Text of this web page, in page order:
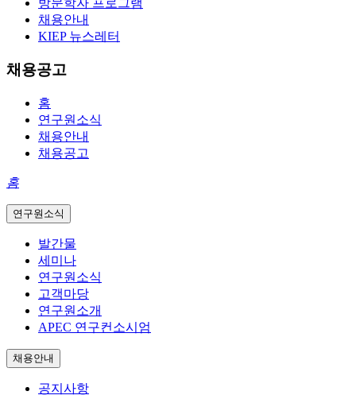
채용안내
KIEP 뉴스레터
채용공고
홈
연구원소식
채용안내
채용공고
홈
연구원소식
발간물
세미나
연구원소식
고객마당
연구원소개
APEC 연구컨소시엄
채용안내
공지사항